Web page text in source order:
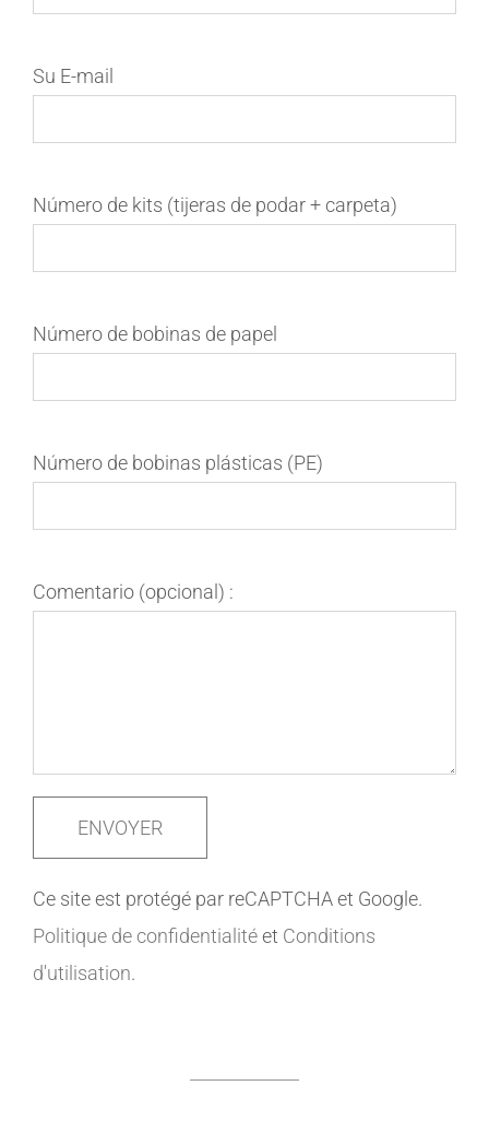
Su E-mail
Número de kits (tijeras de podar + carpeta)
Número de bobinas de papel
Número de bobinas plásticas (PE)
Comentario (opcional) :
Ce site est protégé par reCAPTCHA et Google.
Politique de confidentialitéet Conditions
d'utilisation.